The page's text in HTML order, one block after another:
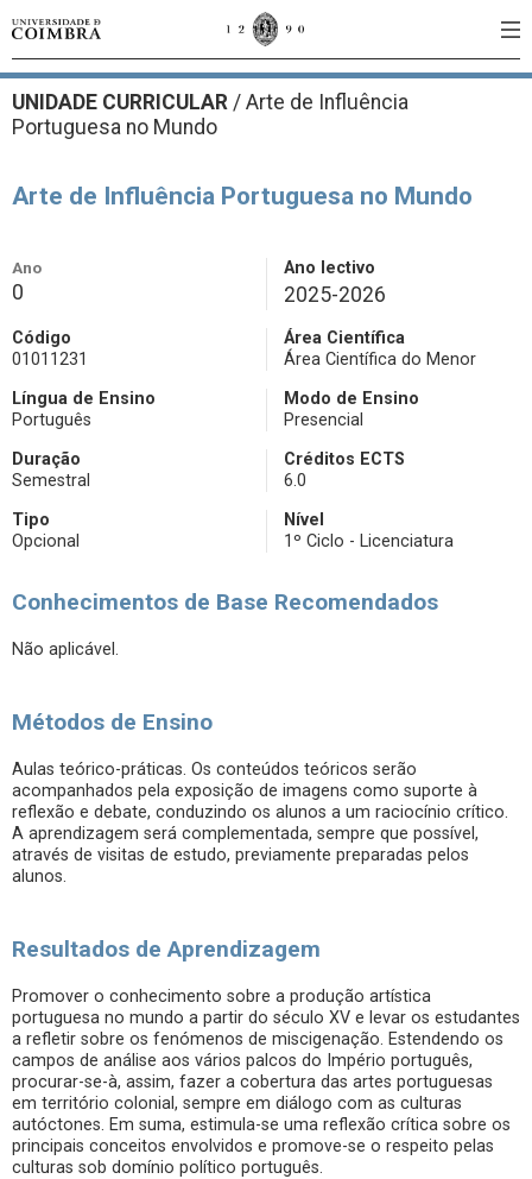
UNIDADE CURRICULAR / Arte de Influência
Portuguesa no Mundo
Arte de Influência Portuguesa no Mundo
Ano
0
Ano lectivo
2025-2026
Código
01011231
Área Científica
Área Científica do Menor
Língua de Ensino
Português
Modo de Ensino
Presencial
Duração
Semestral
Créditos ECTS
6.0
Tipo
Opcional
Nível
1º Ciclo - Licenciatura
Conhecimentos de Base Recomendados
Não aplicável.
Métodos de Ensino
Aulas teórico-práticas. Os conteúdos teóricos serão
acompanhados pela exposição de imagens como suporte à
reflexão e debate, conduzindo os alunos a um raciocínio crítico.
A aprendizagem será complementada, sempre que possível,
através de visitas de estudo, previamente preparadas pelos
alunos.
Resultados de Aprendizagem
Promover o conhecimento sobre a produção artística
portuguesa no mundo a partir do século XV e levar os estudantes
a refletir sobre os fenómenos de miscigenação. Estendendo os
campos de análise aos vários palcos do Império português,
procurar-se-à, assim, fazer a cobertura das artes portuguesas
em território colonial, sempre em diálogo com as culturas
autóctones. Em suma, estimula-se uma reflexão crítica sobre os
principais conceitos envolvidos e promove-se o respeito pelas
culturas sob domínio político português.